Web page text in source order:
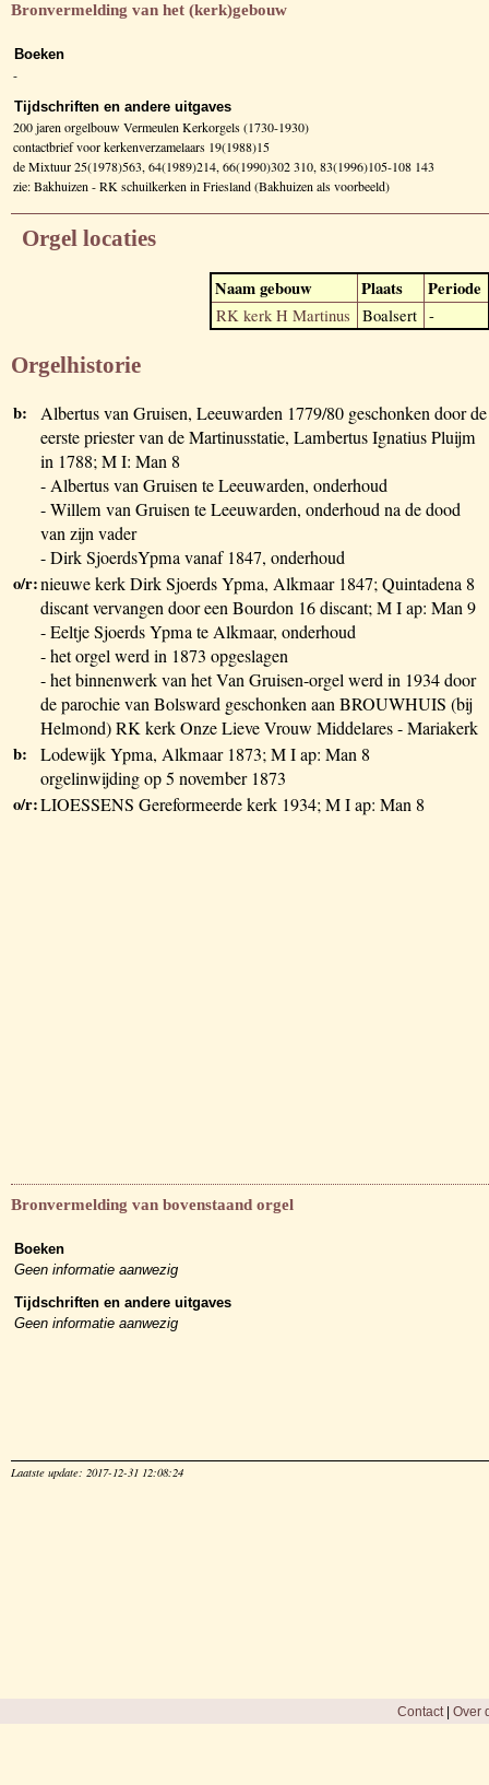
Bronvermelding van het (kerk)gebouw
Boeken
-
Tijdschriften en andere uitgaves
200 jaren orgelbouw Vermeulen Kerkorgels (1730-1930)
contactbrief voor kerkenverzamelaars 19(1988)15
de Mixtuur 25(1978)563, 64(1989)214, 66(1990)302 310, 83(1996)105-108 143
zie: Bakhuizen - RK schuilkerken in Friesland (Bakhuizen als voorbeeld)
Orgel locaties
Naam gebouw Plaats Periode
RK kerk H Martinus Boalsert -
Orgelhistorie
b:
Albertus van Gruisen, Leeuwarden 1779/80 geschonken door de
eerste priester van de Martinusstatie, Lambertus Ignatius Pluijm
in 1788; M I: Man 8
- Albertus van Gruisen te Leeuwarden, onderhoud
- Willem van Gruisen te Leeuwarden, onderhoud na de dood
van zijn vader
- Dirk SjoerdsYpma vanaf 1847, onderhoud
o/r:nieuwe kerk Dirk Sjoerds Ypma, Alkmaar 1847; Quintadena 8
discant vervangen door een Bourdon 16 discant; M I ap: Man 9
- Eeltje Sjoerds Ypma te Alkmaar, onderhoud
- het orgel werd in 1873 opgeslagen
- het binnenwerk van het Van Gruisen-orgel werd in 1934 door
de parochie van Bolsward geschonken aan BROUWHUIS (bij
Helmond) RK kerk Onze Lieve Vrouw Middelares - Mariakerk
b:
Lodewijk Ypma, Alkmaar 1873; M I ap: Man 8
orgelinwijding op 5 november 1873
o/r:LIOESSENS Gereformeerde kerk 1934; M I ap: Man 8
Bronvermelding van bovenstaand orgel
Boeken
Geen informatie aanwezig
Tijdschriften en andere uitgaves
Geen informatie aanwezig
Laatste update: 2017-12-31 12:08:24
Contact| Over